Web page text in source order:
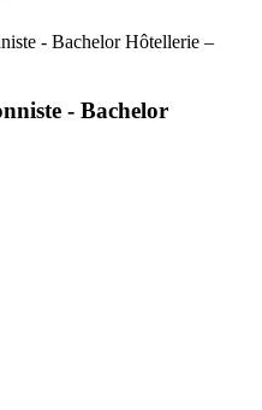
- Bachelor Hôtellerie –
- Bachelor